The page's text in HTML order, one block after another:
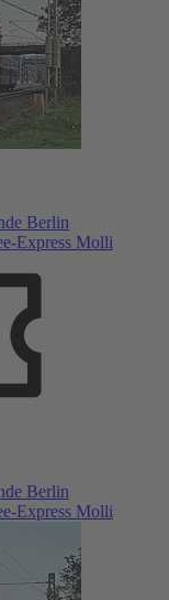
Berlin
Express Molli
Berlin
Express Molli